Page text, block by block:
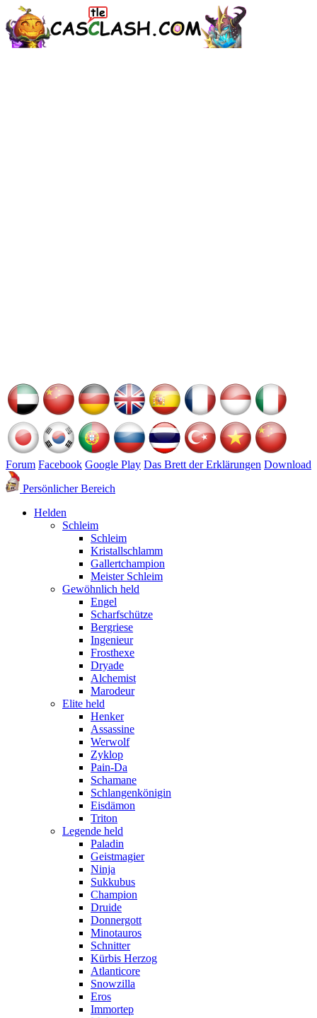
Forum Facebook Google Play Das Brett der Erklärungen Download
Persönlicher Bereich
Helden
Schleim
Schleim
Kristallschlamm
Gallertchampion
Meister Schleim
Gewöhnlich held
Engel
Scharfschütze
Bergriese
Ingenieur
Frosthexe
Dryade
Alchemist
Marodeur
Elite held
Henker
Assassine
Werwolf
Zyklop
Pain-Da
Schamane
Schlangenkönigin
Eisdämon
Triton
Legende held
Paladin
Geistmagier
Ninja
Sukkubus
Champion
Druide
Donnergott
Minotauros
Schnitter
Kürbis Herzog
Atlanticore
Snowzilla
Eros
Immortep